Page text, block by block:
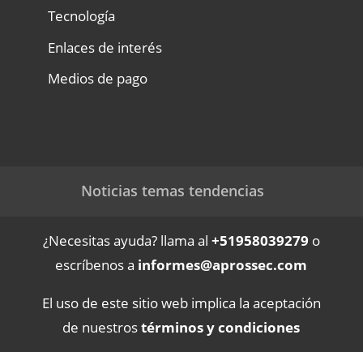
Tecnología
Enlaces de interés
Medios de pago
Noticias temas tendencias
¿Necesitas ayuda? llama al +51958039279 o
escríbenos a informes@aprossec.com
El uso de este sitio web implica la aceptación
de nuestrostérminos y condiciones